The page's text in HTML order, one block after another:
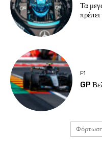
Τα
F1
GP